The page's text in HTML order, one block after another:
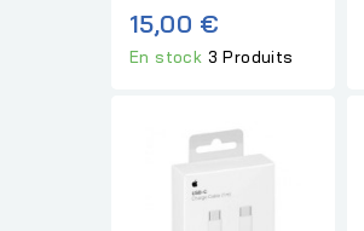
15,00 €
En stock 3 Produits